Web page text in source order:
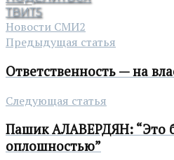
ТВИТ5
Новости СМИ2
Предыдущая статья
Ответственность — на
Следующая статья
Пашик АЛАВЕРДЯН: “Это
оплошностью”